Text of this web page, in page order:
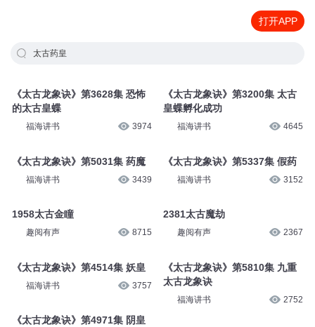
打开APP
太古药皇
《太古龙象诀》第3628集 恐怖
的太古皇蝶
福海讲书 3974
《太古龙象诀》第5031集 药魔
福海讲书 3439
1958太古金瞳
趣阅有声 8715
《太古龙象诀》第4514集 妖皇
福海讲书 3757
《太古龙象诀》第4971集 阴皇
《太古龙象诀》第3200集 太古
皇蝶孵化成功
福海讲书 4645
《太古龙象诀》第5337集 假药
福海讲书 3152
2381太古魔劫
趣阅有声 2367
《太古龙象诀》第5810集 九重
太古龙象诀
福海讲书 2752